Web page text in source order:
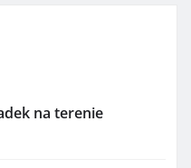
na terenie